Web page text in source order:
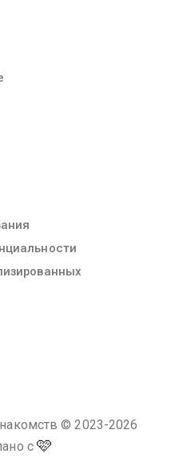
© 2023-2026
с 🩷